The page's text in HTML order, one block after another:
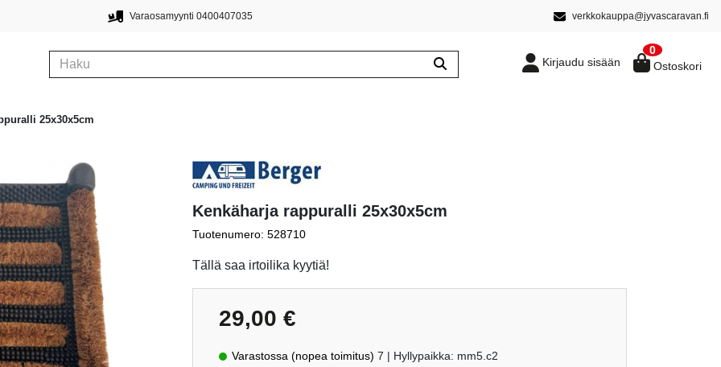
Varaosamyynti 0400407035 verkkokauppa@jyvascaravan.fi
Kirjaudu sisään
0
Ostoskori
25x30x5cm
Kenkäharja rappuralli 25x30x5cm
Tuotenumero: 528710
Tällä saa irtoilika kyytiä!
29,00 €
Varastossa (nopea toimitus) 7 | Hyllypaikka: mm5.c2